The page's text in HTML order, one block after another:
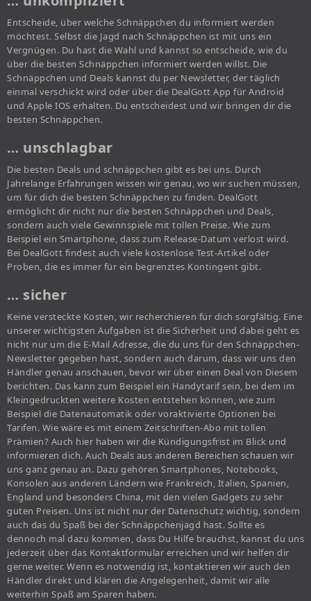
Entscheide, über welche Schnäppchen du informiert werden
möchtest. Selbst die Jagd nach Schnäppchen ist mit uns ein
Vergnügen. Du hast die Wahl und kannst so entscheide, wie du
über die besten Schnäppchen informiert werden willst. Die
Schnäppchen und Deals kannst du per Newsletter, der täglich
einmal verschickt wird oder über die DealGott App für Android
und Apple IOS erhalten. Du entscheidest und wir bringen dir die
besten Schnäppchen.
… unschlagbar
Die besten Deals und schnäppchen gibt es bei uns. Durch
Jahrelange Erfahrungen wissen wir genau, wo wir suchen müssen,
um für dich die besten Schnäppchen zu finden. DealGott
ermöglicht dir nicht nur die besten Schnäppchen und Deals,
sondern auch viele Gewinnspiele mit tollen Preise. Wie zum
Beispiel ein Smartphone, dass zum Release-Datum verlost wird.
Bei DealGott findest auch viele kostenlose Test-Artikel oder
Proben, die es immer für ein begrenztes Kontingent gibt.
… sicher
Keine versteckte Kosten, wir recherchieren für dich sorgfältig. Eine
unserer wichtigsten Aufgaben ist die Sicherheit und dabei geht es
nicht nur um die E-Mail Adresse, die du uns für den Schnäppchen-
Newsletter gegeben hast, sondern auch darum, dass wir uns den
Händler genau anschauen, bevor wir über einen Deal von Diesem
berichten. Das kann zum Beispiel ein Handytarif sein, bei dem im
Kleingedruckten weitere Kosten entstehen können, wie zum
Beispiel die Datenautomatik oder voraktivierte Optionen bei
Tarifen. Wie wäre es mit einem Zeitschriften-Abo mit tollen
Prämien? Auch hier haben wir die Kündigungsfrist im Blick und
informieren dich. Auch Deals aus anderen Bereichen schauen wir
uns ganz genau an. Dazu gehören Smartphones, Notebooks,
Konsolen aus anderen Ländern wie Frankreich, Italien, Spanien,
England und besonders China, mit den vielen Gadgets zu sehr
guten Preisen. Uns ist nicht nur der Datenschutz wichtig, sondern
auch das du Spaß bei der Schnäppchenjagd hast. Sollte es
dennoch mal dazu kommen, dass Du Hilfe brauchst, kannst du uns
jederzeit über das Kontaktformular erreichen und wir helfen dir
gerne weiter. Wenn es notwendig ist, kontaktieren wir auch den
Händler direkt und klären die Angelegenheit, damit wir alle
weiterhin Spaß am Sparen haben.